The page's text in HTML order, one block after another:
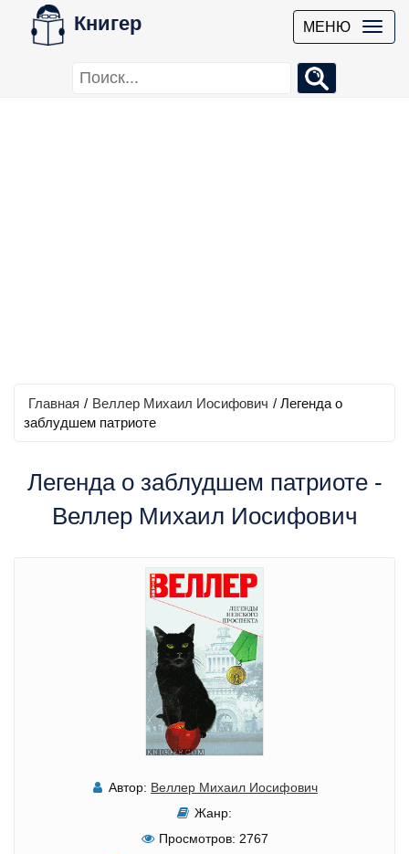
Книгер МЕНЮ
Главная / Веллер Михаил Иосифович / Легенда о
заблудшем патриоте
Легенда о заблудшем патриоте -
Веллер Михаил Иосифович
Автор: Веллер Михаил Иосифович
Жанр:
Просмотров: 2767